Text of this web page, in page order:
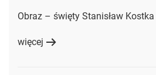
Obraz – święty Stanisław Kostka
więcej